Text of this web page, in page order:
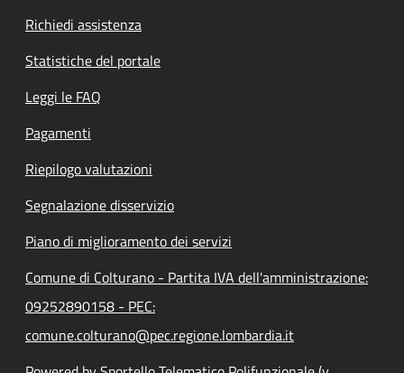
Richiedi assistenza
Statistiche del portale
Leggi le FAQ
Pagamenti
Riepilogo valutazioni
Segnalazione disservizio
Piano di miglioramento dei servizi
Comune di Colturano - Partita IVA dell'amministrazione:
09252890158 - PEC:
comune.colturano@pec.regione.lombardia.it